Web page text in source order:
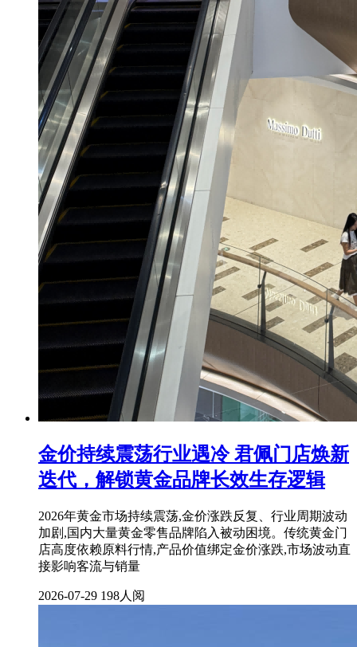
金价持续震荡行业遇冷 君佩门店焕新
迭代，解锁黄金品牌长效生存逻辑
2026年黄金市场持续震荡,金价涨跌反复、行业周期波动
加剧,国内大量黄金零售品牌陷入被动困境。传统黄金门
店高度依赖原料行情,产品价值绑定金价涨跌,市场波动直
接影响客流与销量
2026-07-29 198人阅